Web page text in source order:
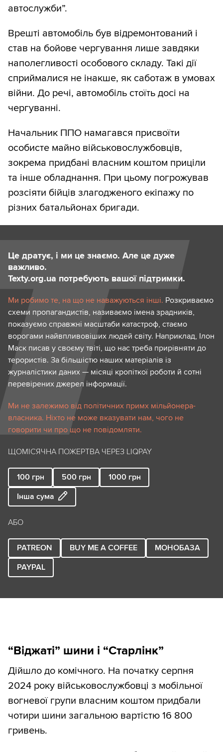
автослужби”.
Врешті автомобіль був відремонтований і
став на бойове чергування лише завдяки
наполегливості особового складу. Такі дії
сприймалися не інакше, як саботаж в умовах
війни. До речі, автомобіль стоїть досі на
чергуванні.
Начальник ППО намагався присвоїти
особисте майно військовослужбовців,
зокрема придбані власним коштом приціли
та інше обладнання. При цьому погрожував
розсіяти бійців злагодженого екіпажу по
різних батальйонах бригади.
Це дратує, і ми це знаємо. Але це дуже
важливо.
Texty.org.ua потребують вашої підтримки.
Ми робимо те, на що не наважуються інші. Розкриваємо
схеми пропагандистів, називаємо імена зрадників,
показуємо справжні масштаби катастроф, стаємо
ворогами найвпливовіших людей світу. Наприклад, Ілон
Маск писав у своєму твіті, що нас треба прирівняти до
терористів. За більшістю наших матеріалів із
журналістики даних — місяці кропіткої роботи й сотні
перевірених джерел інформації.
Ми не залежимо від політичних примх мільйонера-
власника. Ніхто не може вказувати нам, чого не
говорити чи про що не повідомляти.
ЩОМІСЯЧНА ПОЖЕРТВА ЧЕРЕЗ LIQPAY
100 грн 500 грн 1000 грн
Інша сума
АБО
PATREON BUY ME A COFFEE
МОНОБАЗА
PAYPAL
“Віджаті” шини і “Старлінк”
Дійшло до комічного. На початку серпня
2024 року військовослужбовці з мобільної
вогневої групи власним коштом придбали
чотири шини загальною вартістю 16 800
гривень.